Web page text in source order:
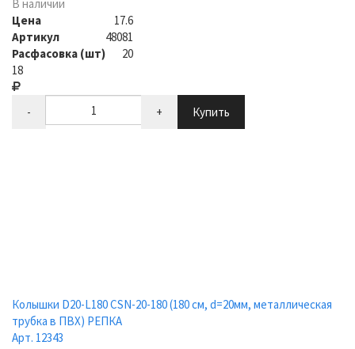
В наличии
Цена
17.6
Артикул
48081
Расфасовка (шт)
20
18
- + Купить
Колышки D20-L180 CSN-20-180 (180 см, d=20мм, металлическая
трубка в ПВХ) РЕПКА
Арт. 12343